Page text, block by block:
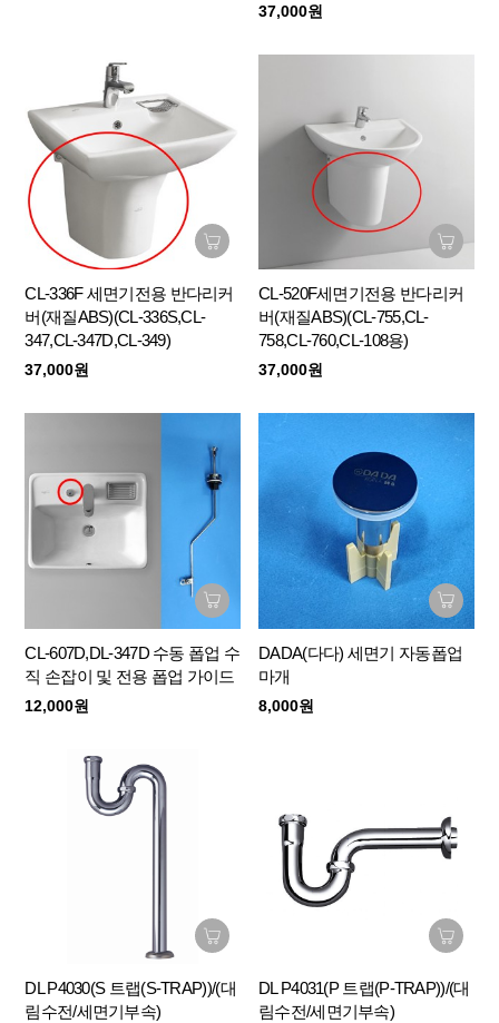
37,000원
CL-336F 세면기전용 반다리커
버(재질ABS)(CL-336S,CL-
347,CL-347D,CL-349)
37,000원
CL-520F세면기전용 반다리커
버(재질ABS)(CL-755,CL-
758,CL-760,CL-108용)
37,000원
CL-607D,DL-347D 수동 폽업 수
직 손잡이 및 전용 폽업 가이드
12,000원
DADA(다다) 세면기 자동폽업
마개
8,000원
DL P4030(S 트랩(S-TRAP))/(대
림수전/세면기부속)
DL P4031(P 트랩(P-TRAP))/(대
림수전/세면기부속)